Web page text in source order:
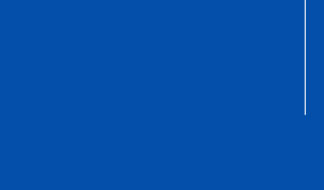
Facebook
profilo Instagram
il nostro profilo Twitter
il nostro canale YOUTube